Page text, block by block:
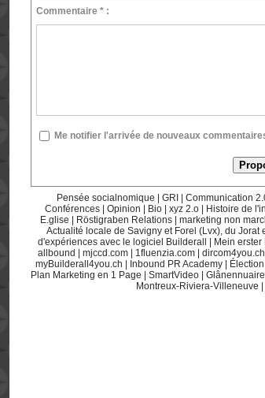
Commentaire * :
Me notifier l'arrivée de nouveaux
Pensée socialnomique | GRI | Communication
Conférences | Opinion | Bio | xyz 2.o | Histoire de
E.glise | Röstigraben Relations | marketing non
Actualité locale de Savigny et Forel (Lvx), du Jorat
d'expériences avec le logiciel Builderall | Mein erster
allbound | mjccd.com | 1fluenzia.com | dircom4you.ch
myBuilderall4you.ch | Inbound PR Academy |
Plan Marketing en 1 Page | SmartVideo | Glânennuaire
Montreux-Riviera-Villeneuve |